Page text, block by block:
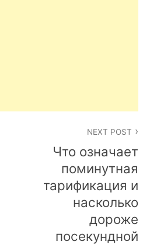
NEXT POST
Что означает
поминутная
тарификация и
насколько
дороже
посекундной